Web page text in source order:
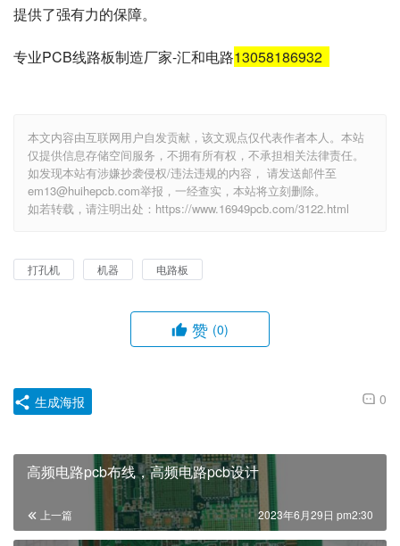
提供了强有力的保障。
专业PCB线路板制造厂家-汇和电路13058186932
本文内容由互联网用户自发贡献，该文观点仅代表作者本人。本站
仅提供信息存储空间服务，不拥有所有权，不承担相关法律责任。
如发现本站有涉嫌抄袭侵权/违法违规的内容， 请发送邮件至
em13@huihepcb.com举报，一经查实，本站将立刻删除。
如若转载，请注明出处：https://www.16949pcb.com/3122.html
打孔机 机器 电路板
赞 (0)
0
生成海报
高频电路pcb布线，高频电路pcb设计
上一篇 2023年6月29日 pm2:30